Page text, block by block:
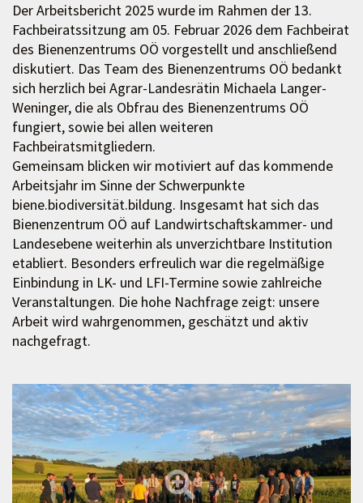
Der Arbeitsbericht 2025 wurde im Rahmen der 13.
Fachbeiratssitzung am 05. Februar 2026 dem Fachbeirat
des Bienenzentrums OÖ vorgestellt und anschließend
diskutiert. Das Team des Bienenzentrums OÖ bedankt
sich herzlich bei Agrar-Landesrätin Michaela Langer-
Weninger, die als Obfrau des Bienenzentrums OÖ
fungiert, sowie bei allen weiteren
Fachbeiratsmitgliedern.
Gemeinsam blicken wir motiviert auf das kommende
Arbeitsjahr im Sinne der Schwerpunkte
biene.biodiversität.bildung. Insgesamt hat sich das
Bienenzentrum OÖ auf Landwirtschaftskammer- und
Landesebene weiterhin als unverzichtbare Institution
etabliert. Besonders erfreulich war die regelmäßige
Einbindung in LK- und LFI-Termine sowie zahlreiche
Veranstaltungen. Die hohe Nachfrage zeigt: unsere
Arbeit wird wahrgenommen, geschätzt und aktiv
nachgefragt.